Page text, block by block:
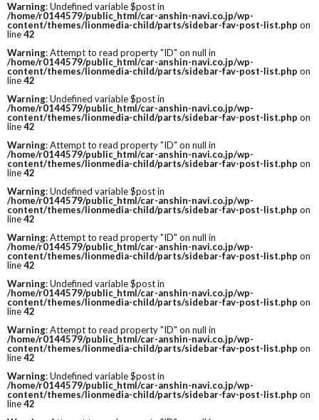
Warning: Undefined variable $post in
/home/r0144579/public_html/car-anshin-navi.co.jp/wp-
content/themes/lionmedia-child/parts/sidebar-fav-post-list.php on
line42
Warning: Attempt to read property "ID" on null in
/home/r0144579/public_html/car-anshin-navi.co.jp/wp-
content/themes/lionmedia-child/parts/sidebar-fav-post-list.php on
line42
Warning: Undefined variable $post in
/home/r0144579/public_html/car-anshin-navi.co.jp/wp-
content/themes/lionmedia-child/parts/sidebar-fav-post-list.php on
line42
Warning: Attempt to read property "ID" on null in
/home/r0144579/public_html/car-anshin-navi.co.jp/wp-
content/themes/lionmedia-child/parts/sidebar-fav-post-list.php on
line42
Warning: Undefined variable $post in
/home/r0144579/public_html/car-anshin-navi.co.jp/wp-
content/themes/lionmedia-child/parts/sidebar-fav-post-list.php on
line42
Warning: Attempt to read property "ID" on null in
/home/r0144579/public_html/car-anshin-navi.co.jp/wp-
content/themes/lionmedia-child/parts/sidebar-fav-post-list.php on
line42
Warning: Undefined variable $post in
/home/r0144579/public_html/car-anshin-navi.co.jp/wp-
content/themes/lionmedia-child/parts/sidebar-fav-post-list.php on
line42
Warning: Attempt to read property "ID" on null in
/home/r0144579/public_html/car-anshin-navi.co.jp/wp-
content/themes/lionmedia-child/parts/sidebar-fav-post-list.php on
line42
Warning: Undefined variable $post in
/home/r0144579/public_html/car-anshin-navi.co.jp/wp-
content/themes/lionmedia-child/parts/sidebar-fav-post-list.php on
line42